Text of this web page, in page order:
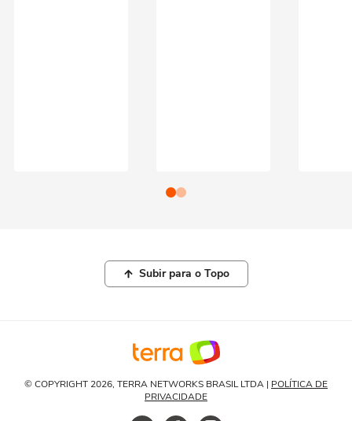
Subir para o Topo
© COPYRIGHT 2026, TERRA NETWORKS BRASIL LTDA | POLÍTICA DE
PRIVACIDADE